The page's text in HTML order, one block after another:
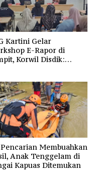
Kartini Gelar
E-Rapor di
Korwil Disdik:
Membuahkan
Anak Tenggelam di
Kapuas Ditemukan